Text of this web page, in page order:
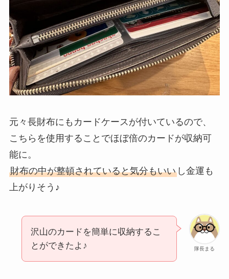
元々長財布にもカードケースが付いているので、
こちらを使用することでほぼ倍のカードが収納可
能に。
財布の中が整頓されていると気分もいいし金運も
上がりそう♪
隊長まる
沢山のカードを簡単に収納するこ
とができたよ♪